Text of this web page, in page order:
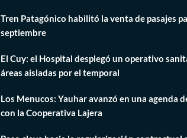
Tren Patagónico habilitó la venta de pasajes
septiembre
El Cuy: el Hospital desplegó un operativo
áreas aisladas por el temporal
Los Menucos: Yauhar avanzó en una agenda
con la Cooperativa Lajera